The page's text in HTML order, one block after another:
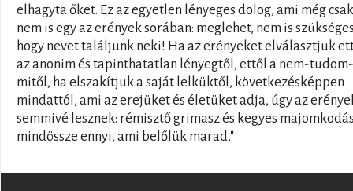
elhagyta őket. Ez az egyetlen lényeges dolog, ami még csak
nem is egy az erények sorában: meglehet, nem is
hogy nevet találjunk neki! Ha az erényeket elválasztjuk
az anonim és tapinthatatlan lényegtől, ettől a nem-tudom-
mitől, ha elszakítjuk a saját lelküktől, következésképpen
mindattól, ami az erejüket és életüket adja, úgy az
semmivé lesznek: rémisztő grimasz és kegyes
mindössze ennyi, ami belőlük marad."